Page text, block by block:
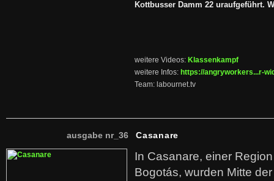
Kottbusser Damm 22 uraufgeführt.
weitere Videos: Klassenkampf
weitere Infos: https://angryworkers...r-
Team: labournet.tv
ausgabe nr_36 Casanare
In Casanare, einer
Bogotás, wurden Mitte